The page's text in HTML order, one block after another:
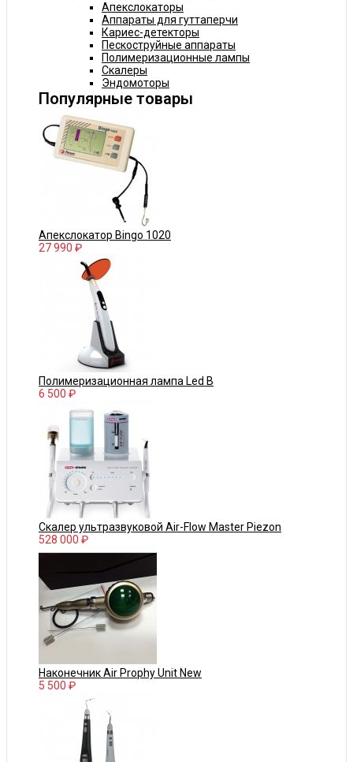
Апекслокаторы
Аппараты для гуттаперчи
Кариес-детекторы
Пескоструйные аппараты
Полимеризационные лампы
Скалеры
Эндомоторы
Популярные товары
Апекслокатор Bingo 1020
27 990 ₽
Полимеризационная лампа Led B
6 500 ₽
Скалер ультразвуковой Air-Flow Master Piezon
528 000 ₽
Наконечник Air Prophy Unit New
5 500 ₽